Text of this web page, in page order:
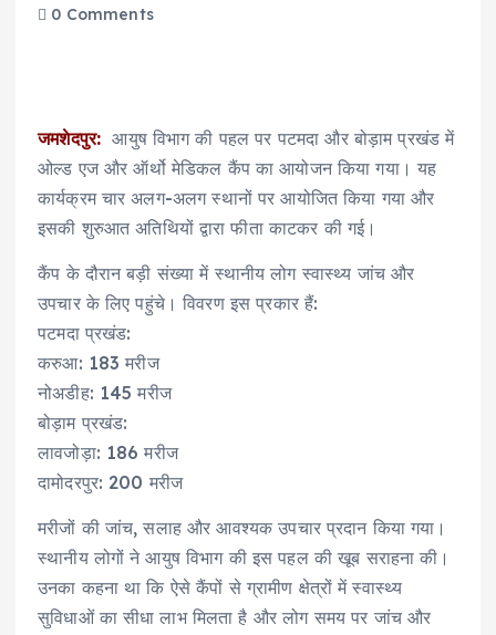
0 Comments
जमशेदपुर: आयुष विभाग की पहल पर पटमदा और बोड़ाम प्रखंड में
ओल्ड एज और ऑर्थो मेडिकल कैंप का आयोजन किया गया। यह
कार्यक्रम चार अलग-अलग स्थानों पर आयोजित किया गया और
इसकी शुरुआत अतिथियों द्वारा फीता काटकर की गई।
कैंप के दौरान बड़ी संख्या में स्थानीय लोग स्वास्थ्य जांच और
उपचार के लिए पहुंचे। विवरण इस प्रकार हैं:
पटमदा प्रखंड:
करुआ: 183 मरीज
नोअडीह: 145 मरीज
बोड़ाम प्रखंड:
लावजोड़ा: 186 मरीज
दामोदरपुर: 200 मरीज
मरीजों की जांच, सलाह और आवश्यक उपचार प्रदान किया गया।
स्थानीय लोगों ने आयुष विभाग की इस पहल की खूब सराहना की।
उनका कहना था कि ऐसे कैंपों से ग्रामीण क्षेत्रों में स्वास्थ्य
सुविधाओं का सीधा लाभ मिलता है और लोग समय पर जांच और